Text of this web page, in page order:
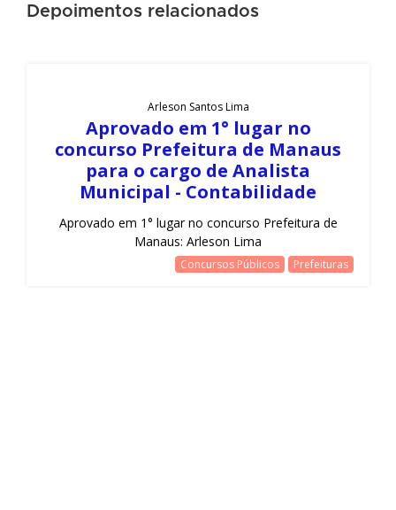
Depoimentos relacionados
Arleson Santos Lima
Aprovado em 1° lugar no
concurso Prefeitura de Manaus
para o cargo de Analista
Municipal - Contabilidade
Aprovado em 1° lugar no concurso Prefeitura de
Manaus: Arleson Lima
Concursos Públicos Prefeituras